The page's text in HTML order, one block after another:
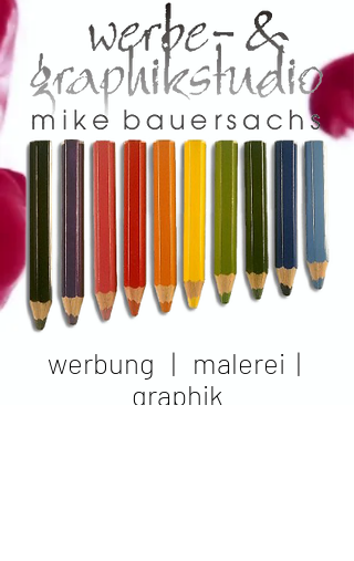
werbung | malerei |
graphik